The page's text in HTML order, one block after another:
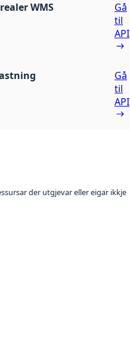
WMS
Gå
til
API
Gå
til
API
der utgjevar eller eigar ikkje